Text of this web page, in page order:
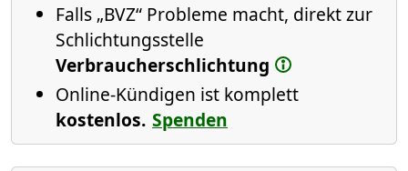
Falls „BVZ“ Probleme macht, direkt zur
Schlichtungsstelle
Verbraucherschlichtung
Online-Kündigen ist komplett
kostenlos. Spenden